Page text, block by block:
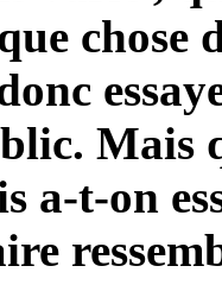
chose
Mais
a-t-on